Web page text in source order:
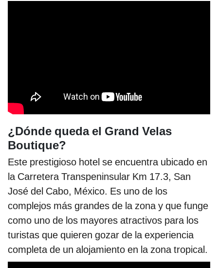
¿Dónde queda el Grand Velas
Boutique?
Este prestigioso hotel se encuentra ubicado en
la Carretera Transpeninsular Km 17.3, San
José del Cabo, México. Es uno de los
complejos más grandes de la zona y que funge
como uno de los mayores atractivos para los
turistas que quieren gozar de la experiencia
completa de un alojamiento en la zona tropical.